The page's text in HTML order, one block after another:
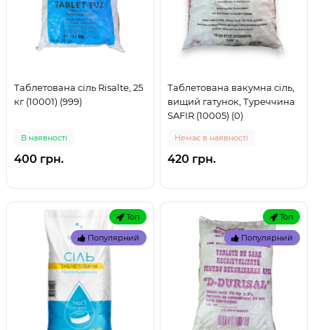
Таблетована сіль Risalte, 25
кг (10001) (999)
В наявностi
400 грн.
Таблетована вакумна сіль,
вищий гатунок, Туреччина
SAFIR (10005) (0)
Немає в наявності
420 грн.
Топ
Популярний
Топ
Популярний